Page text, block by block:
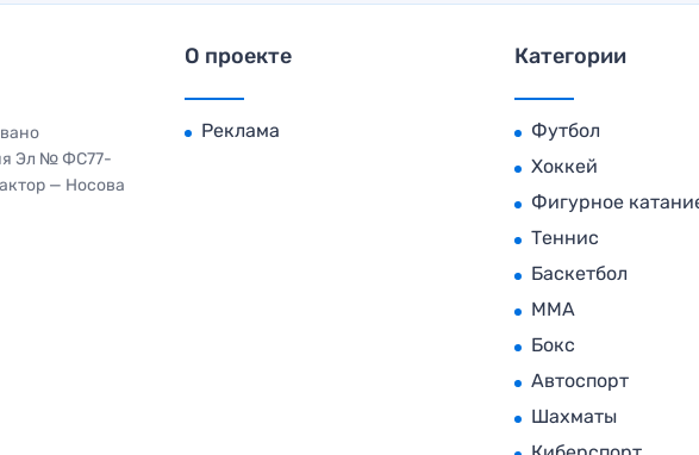
Эл № ФС77-
— Носова
О проекте
Реклама
Категории
Футбол
Хоккей
Фигурное
Теннис
Баскетбол
MMA
Бокс
Автоспорт
Шахматы